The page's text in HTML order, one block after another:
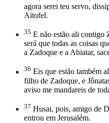
agora serei teu servo,
Aitofel.
35 E não estão ali contigo
será que todas as coisas
a Zadoque e a Abiatar,
36 Eis que estão também
filho de Zadoque, e
aviso me mandareis de
37 Husai, pois, amigo de
entrou em Jerusalém.